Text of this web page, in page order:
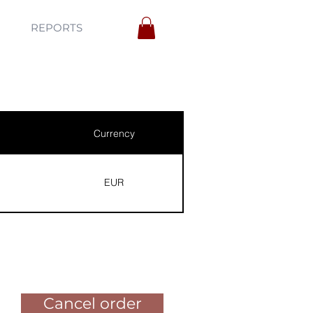
REPORTS
Currency
EUR
Cancel order